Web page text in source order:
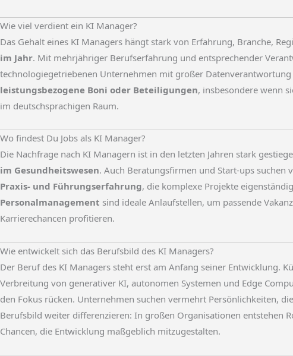
Wie viel verdient ein KI Manager?
Das Gehalt eines KI Managers hängt stark von Erfahrung, Branche,
im Jahr. Mit mehrjähriger Berufserfahrung und entsprechender
technologiegetriebenen Unternehmen mit großer
leistungsbezogene Boni oder Beteiligungen, insbesondere wenn
im deutschsprachigen Raum.
Wo findest Du Jobs als KI Manager?
Die Nachfrage nach KI Managern ist in den letzten Jahren stark
im Gesundheitswesen. Auch Beratungsfirmen und Start-ups
Praxis- und Führungserfahrung, die komplexe Projekte
Personalmanagement sind ideale Anlaufstellen, um passende
Karrierechancen profitieren.
Wie entwickelt sich das Berufsbild des KI Managers?
Der Beruf des KI Managers steht erst am Anfang seiner Entwicklung.
Verbreitung von generativer KI, autonomen Systemen und Edge
den Fokus rücken. Unternehmen suchen vermehrt Persönlichkeiten,
Berufsbild weiter differenzieren: In großen Organisationen entstehen
Chancen, die Entwicklung maßgeblich mitzugestalten.